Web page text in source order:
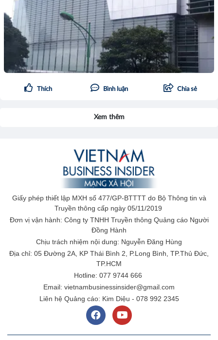
Thích Bình luận Chia sẻ
Xem thêm
Giấy phép thiết lập MXH số 477/GP-BTTTT do Bộ Thông tin và
Truyền thông cấp ngày 05/11/2019
Đơn vị vận hành: Công ty TNHH Truyền thông Quảng cáo Người
Đồng Hành
Chịu trách nhiệm nội dung: Nguyễn Đăng Hùng
Địa chỉ: 05 Đường 2A, KP Thái Bình 2, P.Long Bình, TP.Thủ Đức,
TP.HCM
Hotline: 077 9744 666
Email: vietnambusinessinsider@gmail.com
Liên hệ Quảng cáo: Kim Diệu - 078 992 2345